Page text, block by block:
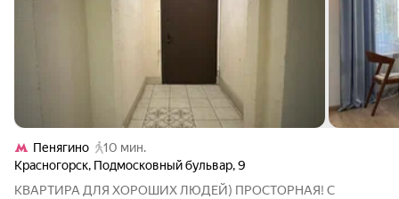
Пенягино
10 мин.
Красногорск, Подмосковный бульвар,9
КВАРТИРА ДЛЯ ХОРОШИХ ЛЮДЕЙ) ПРОСТОРНАЯ! С